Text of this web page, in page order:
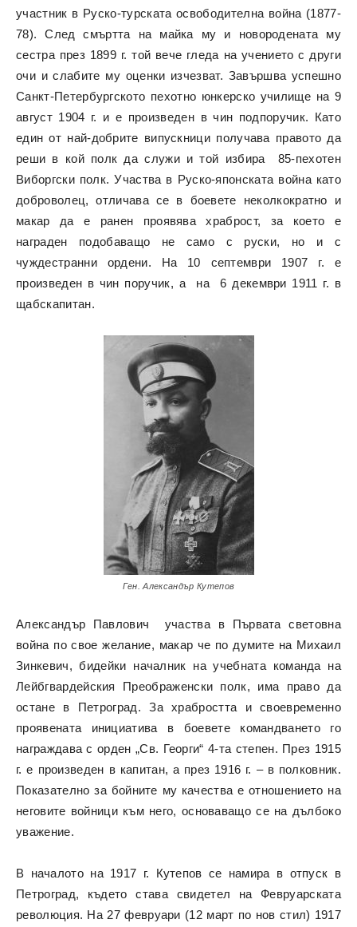
участник в Руско-турската освободителна война (1877-
78). След смъртта на майка му и новородената му
сестра през 1899 г. той вече гледа на учението с други
очи и слабите му оценки изчезват. Завършва успешно
Санкт-Петербургското пехотно юнкерско училище на 9
август 1904 г. и е произведен в чин подпоручик. Като
един от най-добрите випускници получава правото да
реши в кой полк да служи и той избира 85-пехотен
Виборгски полк. Участва в Руско-японската война като
доброволец, отличава се в боевете неколкократно и
макар да е ранен проявява храброст, за което е
награден подобаващо не само с руски, но и с
чуждестранни ордени. На 10 септември 1907 г. е
произведен в чин поручик, а на 6 декември 1911 г. в
щабскапитан.
Ген. Александър Кутепов
Александър Павлович участва в Първата световна
война по свое желание, макар че по думите на Михаил
Зинкевич, бидейки началник на учебната команда на
Лейбгвардейския Преображенски полк, има право да
остане в Петроград. За храбростта и своевременно
проявената инициатива в боевете командването го
награждава с орден „Св. Георги“ 4-та степен. През 1915
г. е произведен в капитан, а през 1916 г. – в полковник.
Показателно за бойните му качества е отношението на
неговите войници към него, основаващо се на дълбоко
уважение.
В началото на 1917 г. Кутепов се намира в отпуск в
Петроград, където става свидетел на Февруарската
революция. На 27 февруари (12 март по нов стил) 1917